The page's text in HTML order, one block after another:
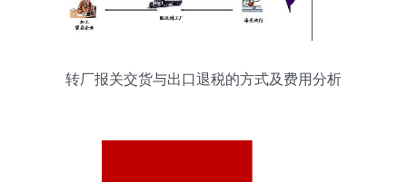
转厂报关交货与出口退税的方式及费用分析